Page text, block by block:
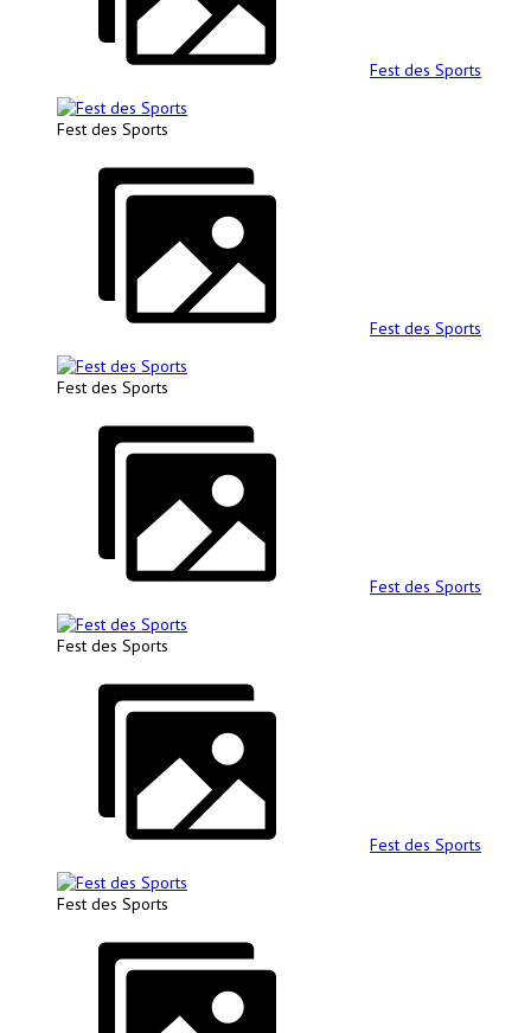
Fest des Sports
Fest des Sports
Fest des Sports
Fest des Sports
Fest des Sports
Fest des Sports
Fest des Sports
Fest des Sports